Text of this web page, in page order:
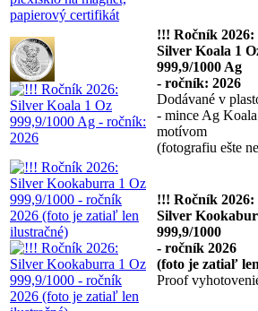
!!! Ročník 2026:
Silver Koala 1
999,9/1000 Ag
- ročník: 2026
Dodávané v
- mince Ag
motívom
(fotografiu ešte
!!! Ročník 2026:
Silver
999,9/1000
- ročník 2026
(foto je zatiaľ
Proof